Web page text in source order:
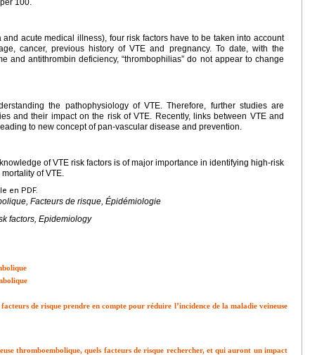
acute medical illness), four risk factors have to be taken into account
cancer, previous history of VTE and pregnancy. To date, with the
and antithrombin deficiency, “thrombophilias” do not appear to change
the pathophysiology of VTE. Therefore, further studies are
and their impact on the risk of VTE. Recently, links between VTE and
to new concept of pan-vascular disease and prevention.
of VTE risk factors is of major importance in identifying high-risk
of VTE.
en PDF.
Facteurs de risque, Épidémiologie
factors, Epidemiology
de risque prendre en compte pour réduire l’incidence de la maladie veineuse
thromboembolique, quels facteurs de risque rechercher, et qui auront un impact